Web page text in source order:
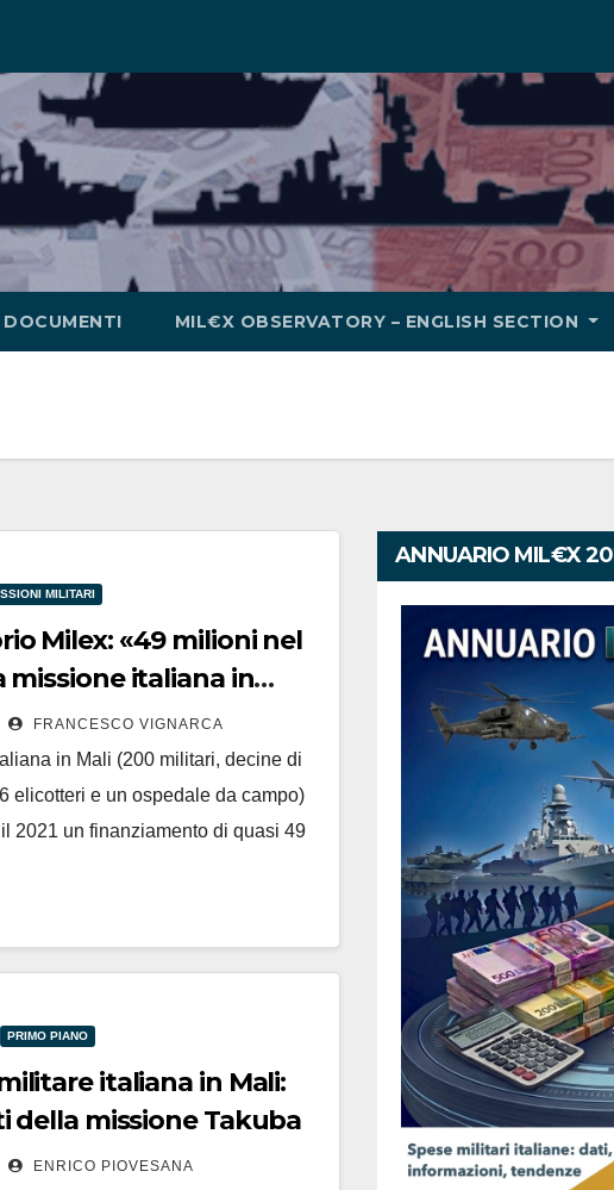
DOCUMENTI MIL€X OBSERVATORY – ENGLISH SECTION
MILITARI
Milex: «49 milioni nel
missione italiana in
FRANCESCO VIGNARCA
in Mali (200 militari, decine di
elicotteri e un ospedale da campo)
2021 un finanziamento di quasi 49
PRIMO PIANO
italiana in Mali:
della missione Takuba
ENRICO PIOVESANA
ANNUARIO MIL€X